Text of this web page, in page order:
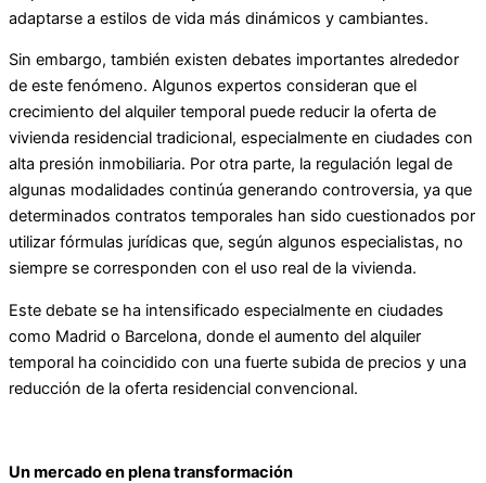
adaptarse a estilos de vida más dinámicos y cambiantes.
Sin embargo, también existen debates importantes alrededor
de este fenómeno. Algunos expertos consideran que el
crecimiento del alquiler temporal puede reducir la oferta de
vivienda residencial tradicional, especialmente en ciudades con
alta presión inmobiliaria. Por otra parte, la regulación legal de
algunas modalidades continúa generando controversia, ya que
determinados contratos temporales han sido cuestionados por
utilizar fórmulas jurídicas que, según algunos especialistas, no
siempre se corresponden con el uso real de la vivienda.
Este debate se ha intensificado especialmente en ciudades
como Madrid o Barcelona, donde el aumento del alquiler
temporal ha coincidido con una fuerte subida de precios y una
reducción de la oferta residencial convencional.
Un mercado en plena transformación